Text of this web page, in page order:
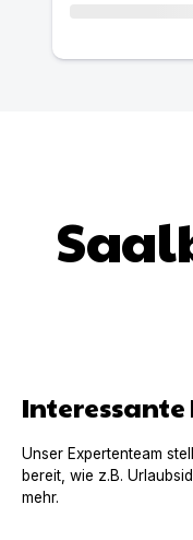
Interessante
Unser Expertenteam
bereit, wie z.B.
mehr.